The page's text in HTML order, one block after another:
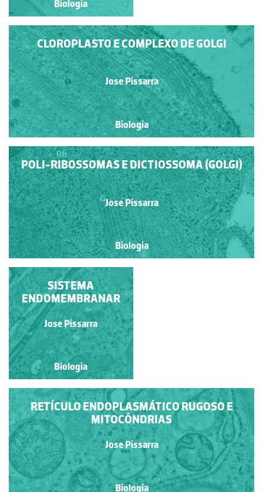
Biologia
Biologia
CLOROPLASTO E COMPLEXO DE GOLGI
Jose Pissarra
Biologia
POLI-RIBOSSOMAS E DICTIOSSOMA (GOLGI)
Jose Pissarra
Biologia
CLOROPLASTO DE
CÉLULA VEGETAL
Jose Pissarra
Biologia
RETÍCULO ENDOPLASMÁTICO RUGOSO E
MITOCÔNDRIAS
Jose Pissarra
Biologia
SISTEMA
ENDOMEMBRANAR
Jose Pissarra
Biologia